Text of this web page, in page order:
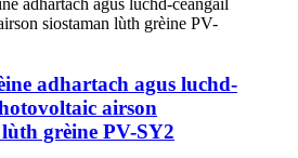
adhartach agus luchd-
airson
grèine PV-SY2